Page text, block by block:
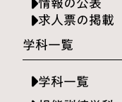
求人票の掲載
学科一覧
学科一覧